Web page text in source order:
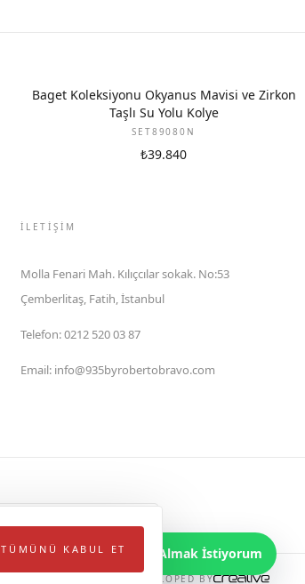
Baget Koleksiyonu Okyanus Mavisi ve Zirkon
Taşlı Su Yolu Kolye
SET89080N
₺39.840
İLETIŞIM
Molla Fenari Mah. Kılıçcılar sokak. No:53
Çemberlitaş, Fatih, İstanbul
Telefon:0212 520 03 87
Email: info@935byrobertobravo.com
DEVELOPED BY
Bilgi Almak İstiyorum
TÜMÜNÜ KABUL ET